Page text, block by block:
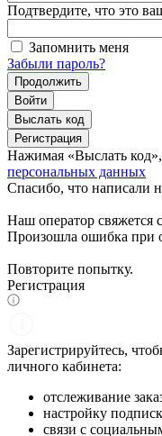
Подтвердите, что это
Запомнить меня
Забыли пароль?
Продолжить
Войти
Выслать код
Регистрация
Нажимая «Выслать код»,
персональных данных
Спасибо, что написали
Наш оператор свяжется
Произошла ошибка при
Повторите попытку.
Регистрация
Зарегистрируйтесь,
личного кабинета:
отслеживание
настройку
связи с